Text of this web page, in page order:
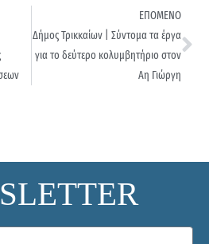
ΕΠΟΜΕΝΟ
Δήμος Τρικκαίων | Σύντομα τα έργα
για το δεύτερο κολυμβητήριο στον
Αη Γιώργη